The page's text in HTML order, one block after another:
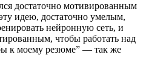
достаточно мотивированным
идею, достаточно умелым,
нейронную сеть, и
чтобы работать над
к моему резюме” — так же